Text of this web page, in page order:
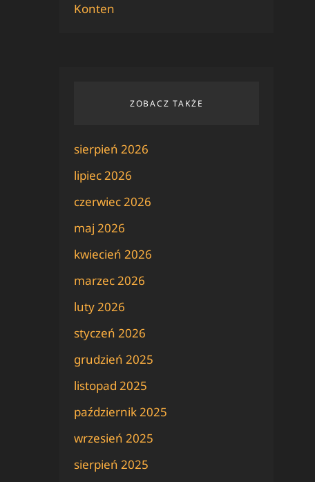
Konten
ZOBACZ TAKŻE
sierpień 2026
lipiec 2026
czerwiec 2026
maj 2026
kwiecień 2026
marzec 2026
luty 2026
styczeń 2026
grudzień 2025
listopad 2025
październik 2025
wrzesień 2025
sierpień 2025